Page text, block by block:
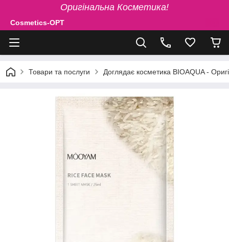
Оригінальна Косметика!
Cosmetics-OPT
Товари та послуги Доглядає косметика BIOAQUA -